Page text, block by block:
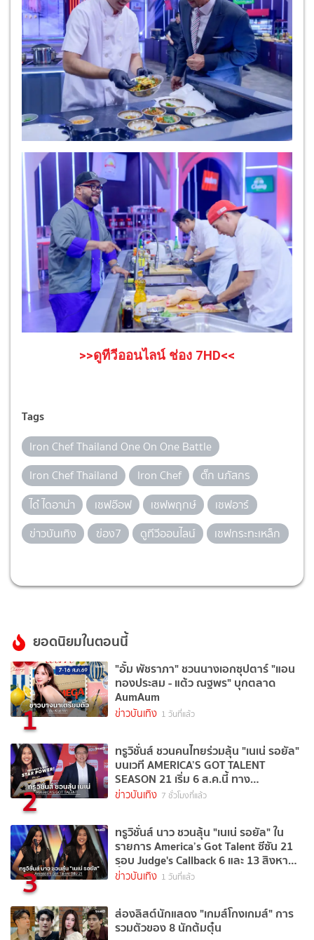
>>ดูทีวีออนไลน์ ช่อง 7HD<<
Tags
Iron Chef Thailand One On One Battle
Iron Chef Thailand
Iron Chef
ตั๊ก นภัสกร
ได๋ ไดอาน่า
เชฟอ๊อฟ เชฟพฤกษ์
เชฟอาร์
ข่าวบันเทิง
ฃ่อง7 ดูทีวีออนไลน์ เชฟกระทะเหล็ก
ยอดนิยมในตอนนี้
1
"อั้ม พัชราภา" ชวนนางเอกซุปตาร์ "แอน
ทองประสม - แต้ว ณฐพร" บุกตลาด
AumAum
ข่าวบันเทิง 1 วันที่แล้ว
2
ทรูวิชั่นส์ ชวนคนไทยร่วมลุ้น "เนเน่ รอยัล"
บนเวที AMERICA’S GOT TALENT
SEASON 21 เริ่ม 6 ส.ค.นี้ ทาง
TrueVisions NOW
ข่าวบันเทิง 7 ชั่วโมงที่แล้ว
3
ทรูวิชั่นส์ นาว ชวนลุ้น "เนเน่ รอยัล" ใน
รายการ America’s Got Talent ซีซัน 21
รอบ Judge's Callback 6 และ 13 สิงหาคม
นี้
ข่าวบันเทิง 1 วันที่แล้ว
ส่องลิสต์นักแสดง "เกมส์โกงเกมส์" การ
รวมตัวของ 8 นักต้มตุ๋น